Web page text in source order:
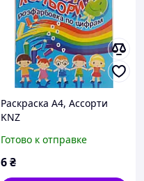
Раскраска А4, Ассорти
KNZ
Готово к отправке
6₴